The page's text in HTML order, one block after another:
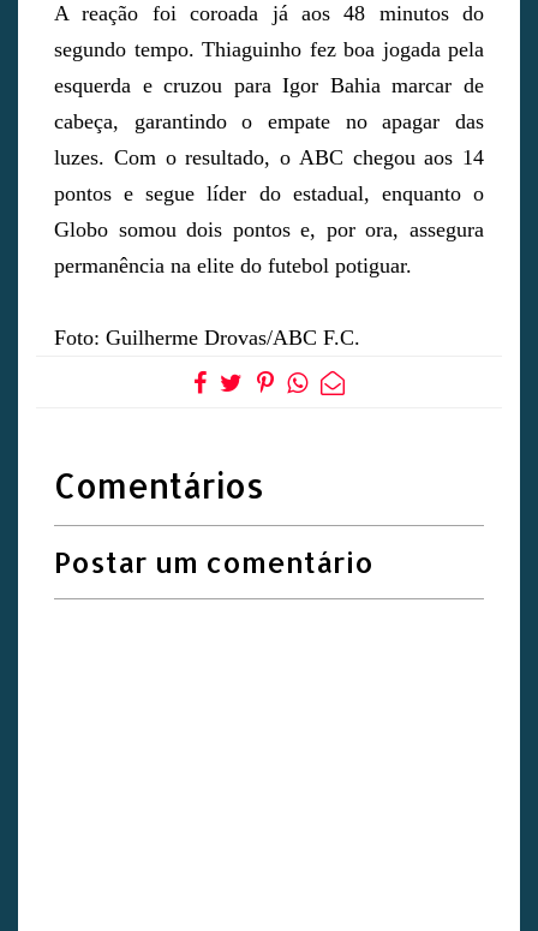
A reação foi coroada já aos 48 minutos do
segundo tempo. Thiaguinho fez boa jogada pela
esquerda e cruzou para Igor Bahia marcar de
cabeça, garantindo o empate no apagar das
luzes. Com o resultado, o ABC chegou aos 14
pontos e segue líder do estadual, enquanto o
Globo somou dois pontos e, por ora, assegura
permanência na elite do futebol potiguar.
Foto: Guilherme Drovas/ABC F.C.
Comentários
Postar um comentário